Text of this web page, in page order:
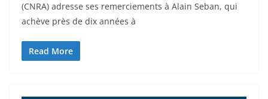
(CNRA) adresse ses remerciements à Alain Seban, qui
achève près de dix années à
Read More